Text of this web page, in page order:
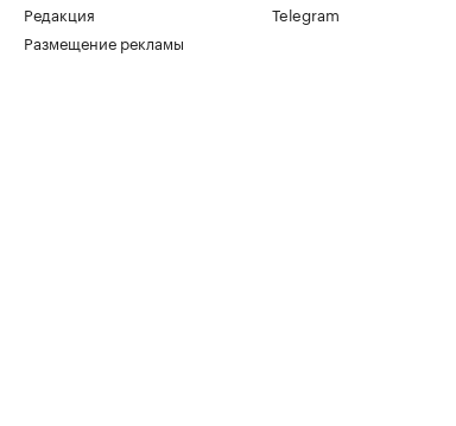
Редакция
Размещение рекламы
Telegram